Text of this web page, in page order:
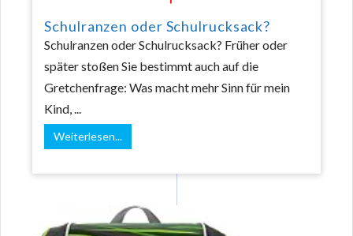
Schulranzen oder Schulrucksack?
Schulranzen oder Schulrucksack? Früher oder
später stoßen Sie bestimmt auch auf die
Gretchenfrage: Was macht mehr Sinn für mein
Kind, ...
Weiterlesen...